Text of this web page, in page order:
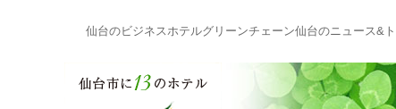
仙台のビジネスホテルグリーンチェーン仙台のニュース&